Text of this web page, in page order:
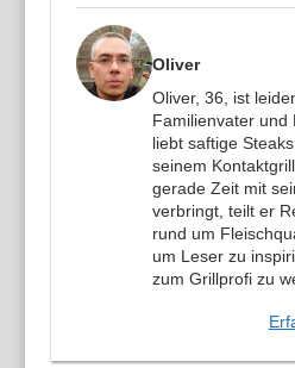
Oliver
Oliver, 36, ist
Familienvater und
liebt saftige
seinem
gerade Zeit mit
verbringt, teilt er
rund um
um Leser zu
zum Grillprofi zu